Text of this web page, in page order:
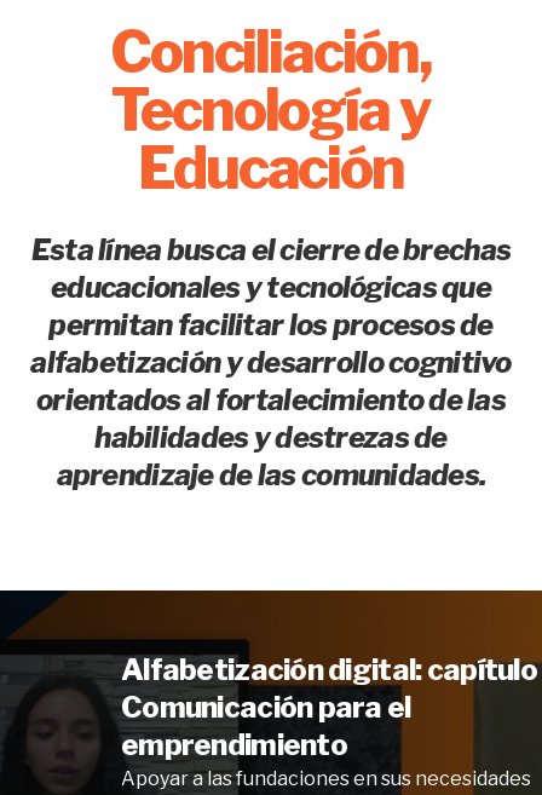
Conciliación,
Tecnología y
Educación
Esta línea busca el cierre de brechas
educacionales y tecnológicas que
permitan facilitar los procesos de
alfabetización y desarrollo cognitivo
orientados al fortalecimiento de las
habilidades y destrezas de
aprendizaje de las comunidades.
Alfabetización digital: capítulo
Comunicación para el
emprendimiento
Apoyar a las fundaciones en sus necesidades